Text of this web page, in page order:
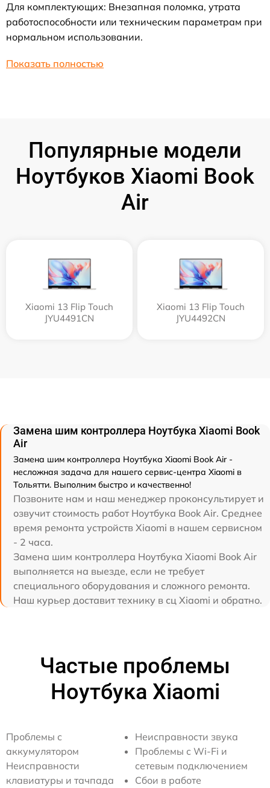
Для комплектующих: Внезапная поломка, утрата
работоспособности или техническим параметрам при
нормальном использовании.
Показать полностью
Популярные модели
Ноутбуков Xiaomi Book
Air
Xiaomi 13 Flip Touch
JYU4491CN
Xiaomi 13 Flip Touch
JYU4492CN
Замена шим контроллера Ноутбука Xiaomi Book
Air
Замена шим контроллера Ноутбука Xiaomi Book Air -
несложная задача для нашего сервис-центра Xiaomi в
Тольятти. Выполним быстро и качественно!
Позвоните нам и наш менеджер проконсультирует и
озвучит стоимость работ Ноутбука Book Air. Среднее
время ремонта устройств Xiaomi в нашем сервисном
- 2 часа.
Замена шим контроллера Ноутбука Xiaomi Book Air
выполняется на выезде, если не требует
специального оборудования и сложного ремонта.
Наш курьер доставит технику в сц Xiaomi и обратно.
Частые проблемы
Ноутбука Xiaomi
Проблемы с
аккумулятором
Неисправности
клавиатуры и тачпада
Неисправности звука
Проблемы с Wi-Fi и
сетевым подключением
Сбои в работе